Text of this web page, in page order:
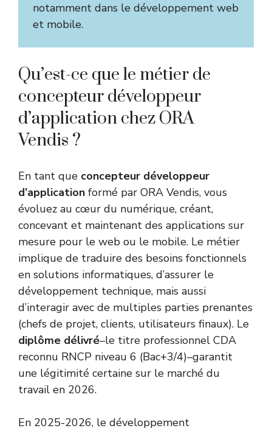
notamment dans le développement web
et mobile.
Qu’est-ce que le métier de
concepteur développeur
d’application chez ORA
Vendis ?
En tant que concepteur développeur
d’application formé par ORA Vendis, vous
évoluez au cœur du numérique, créant,
concevant et maintenant des applications sur
mesure pour le web ou le mobile. Le métier
implique de traduire des besoins fonctionnels
en solutions informatiques, d’assurer le
développement technique, mais aussi
d’interagir avec de multiples parties prenantes
(chefs de projet, clients, utilisateurs finaux). Le
diplôme délivré–le titre professionnel CDA
reconnu RNCP niveau 6 (Bac+3/4)–garantit
une légitimité certaine sur le marché du
travail en 2026.
En 2025-2026, le développement